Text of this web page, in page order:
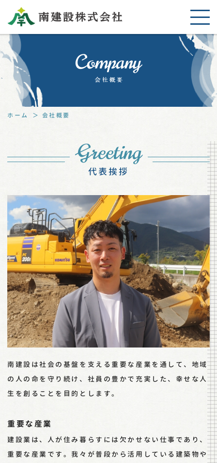
ホーム 会社概要
Greeting
代表挨拶
南建設は社会の基盤を支える重要な産業を通して、地域
の人の命を守り続け、社員の豊かで充実した、幸せな人
生を創ることを目的とします。
重要な産業
建設業は、人が住み暮らすには欠かせない仕事であり、
重要な産業です。我々が普段から活用している建築物や